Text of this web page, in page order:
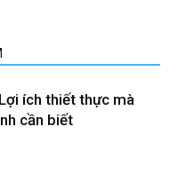
ích thiết thực mà
cần biết